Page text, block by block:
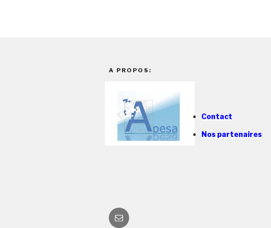
A PROPOS:
Contact
Nos partenaires
E-